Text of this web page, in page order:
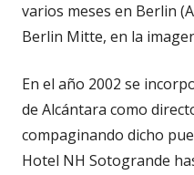
varios meses en Berlin
Berlin Mitte, en la
En el año 2002 se
de Alcántara como
compaginando dicho
Hotel NH Sotogrande